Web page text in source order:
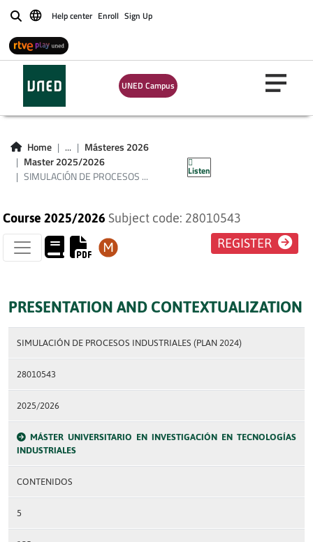
BuscarHelp center Enroll Sign Up
UNED Campus
Home ...
Másteres 2026
Master 2025/2026
SIMULACIÓN DE PROCESOS ...
Listen
SIMULACIÓN DE
PROCESOS
INDUSTRIALES
(PLAN 2024)
Course 2025/2026 Subject code: 28010543
REGISTER
PRESENTATION AND CONTEXTUALIZATION
SIMULACIÓN DE PROCESOS INDUSTRIALES (PLAN 2024)
28010543
2025/2026
MÁSTER UNIVERSITARIO EN INVESTIGACIÓN EN TECNOLOGÍAS
INDUSTRIALES
CONTENIDOS
5